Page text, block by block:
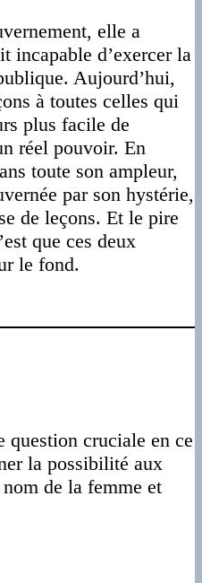
elle a
incapable d’exercer la
Aujourd’hui,
à toutes celles qui
plus facile de
réel pouvoir. En
toute son ampleur,
par son hystérie,
de leçons. Et le pire
que ces deux
le fond.
question cruciale en ce
la possibilité aux
de la femme et